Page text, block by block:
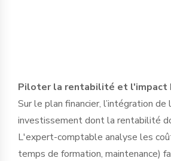
Piloter la rentabilité et l'impact
Sur le plan financier, l’intégration de
investissement dont la rentabilité
L'expert-comptable analyse les
temps de formation, maintenance)